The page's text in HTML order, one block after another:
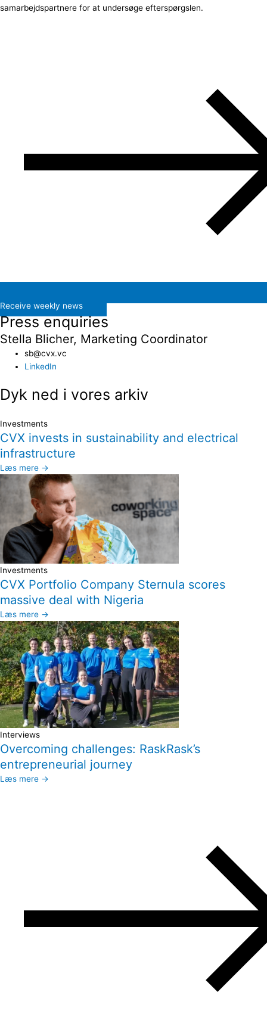
samarbejdspartnere for at undersøge efterspørgslen.
Receive weekly news
Press enquiries
Stella Blicher, Marketing Coordinator
sb@cvx.vc​
LinkedIn
Dyk ned i vores arkiv
Investments
CVX invests in sustainability and electrical
infrastructure
Læs mere →
Investments
CVX Portfolio Company Sternula scores
massive deal with Nigeria
Læs mere →
Interviews
Overcoming challenges: RaskRask’s
entrepreneurial journey
Læs mere →